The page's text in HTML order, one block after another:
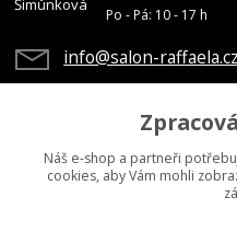
Po - Pá: 10 - 17 h
info@salon-raffaela.cz
Upravit
Náš e-shop a partneři
cookies, aby Vám mohli